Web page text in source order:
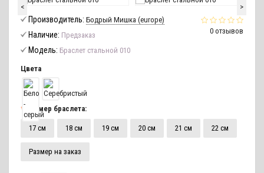
< >
0 отзывов
Производитель: Бодрый Мишка (europe)
Наличие: Предзаказ
Модель: Браслет стальной 010
Цвета
Размер браслета:
17 см 18 см 19 см 20 см 21 см 22 см
Размер на заказ